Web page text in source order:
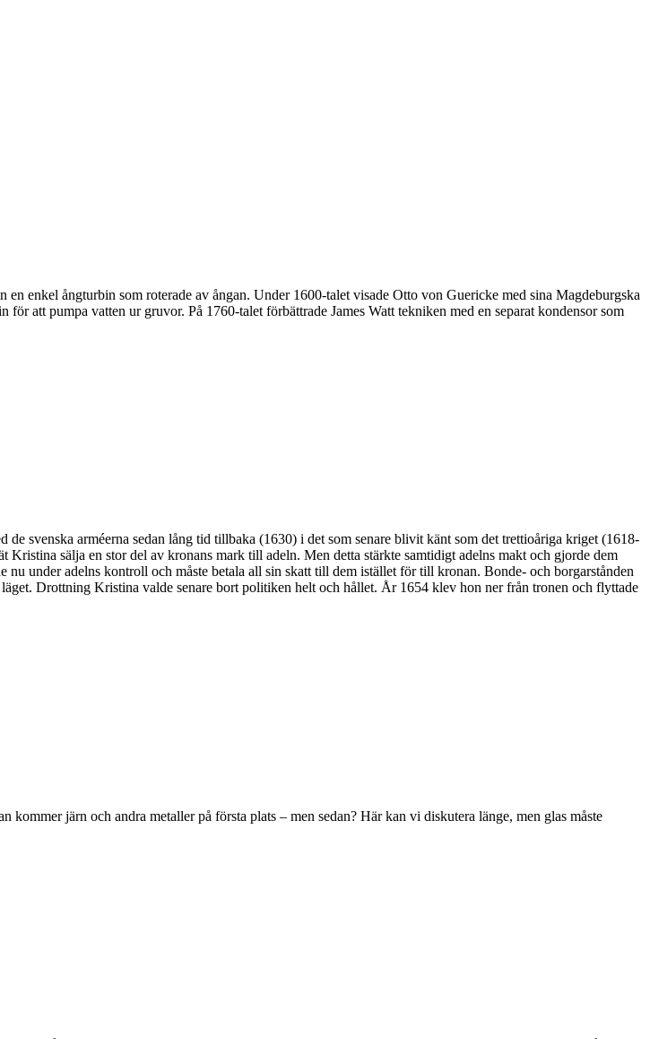
enkel ångturbin som roterade av ångan. Under 1600-talet visade Otto von Guericke med sina Magdeburgska
att pumpa vatten ur gruvor. På 1760-talet förbättrade James Watt tekniken med en separat kondensor som
svenska arméerna sedan lång tid tillbaka (1630) i det som senare blivit känt som det trettioåriga kriget (1618-
sälja en stor del av kronans mark till adeln. Men detta stärkte samtidigt adelns makt och gjorde dem
under adelns kontroll och måste betala all sin skatt till dem istället för till kronan. Bonde- och borgarstånden
Drottning Kristina valde senare bort politiken helt och hållet. År 1654 klev hon ner från tronen och flyttade
järn och andra metaller på första plats – men sedan? Här kan vi diskutera länge, men glas måste